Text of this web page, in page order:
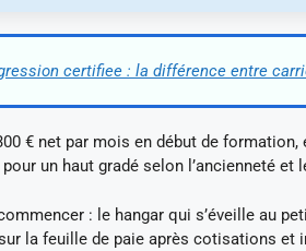
certifiee : la différence entre
€ net par mois en début de
pour un haut gradé selon l’ancienneté
: le hangar qui s’éveille au
la feuille de paie après cotisations